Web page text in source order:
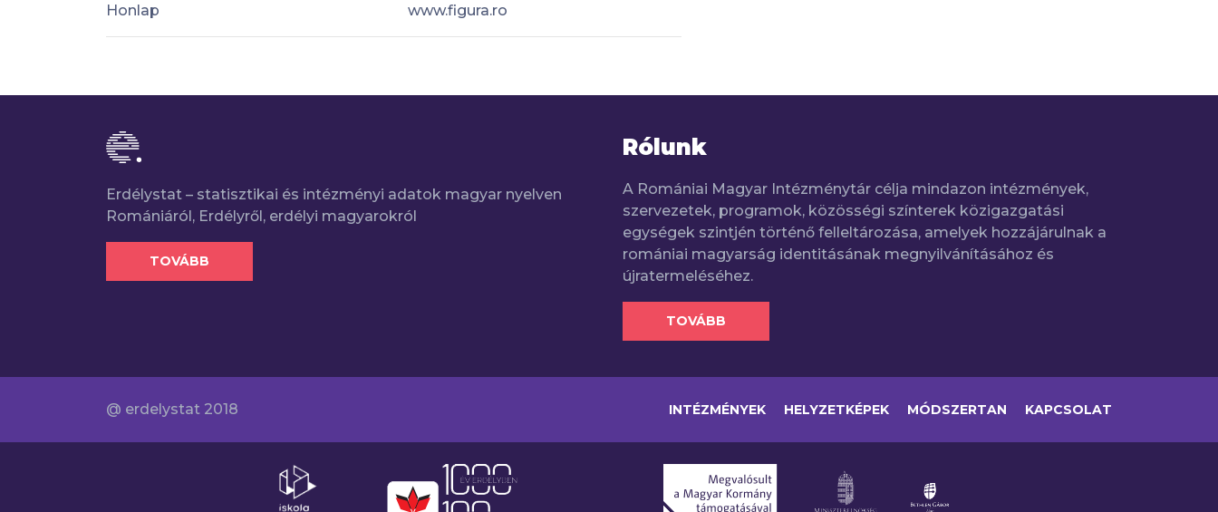
Honlap www.figura.ro
Erdélystat – statisztikai és intézményi adatok magyar nyelven
Romániáról, Erdélyről, erdélyi magyarokról
TOVÁBB
Rólunk
A Romániai Magyar Intézménytár célja mindazon intézmények,
szervezetek, programok, közösségi színterek közigazgatási
egységek szintjén történő felleltározása, amelyek hozzájárulnak a
romániai magyarság identitásának megnyilvánításához és
újratermeléséhez.
TOVÁBB
@ erdelystat 2018 INTÉZMÉNYEK HELYZETKÉPEK MÓDSZERTAN KAPCSOLAT